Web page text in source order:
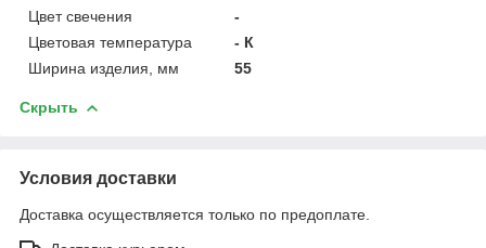
Цвет свечения
-
Цветовая температура
- К
Ширина изделия, мм
55
Скрыть
Условия доставки
Доставка осуществляется только по предоплате.